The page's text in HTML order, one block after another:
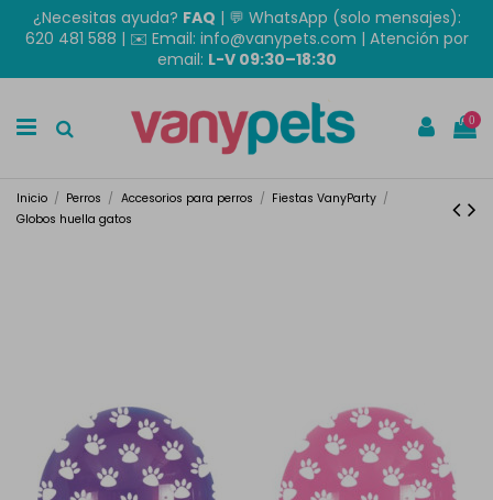
¿Necesitas ayuda? FAQ | 💬 WhatsApp (solo mensajes):
620 481 588 | ✉️ Email: info@vanypets.com | Atención por
email: L-V 09:30–18:30
0
Inicio Perros Accesorios para perros
Fiestas VanyParty
Globos huella gatos